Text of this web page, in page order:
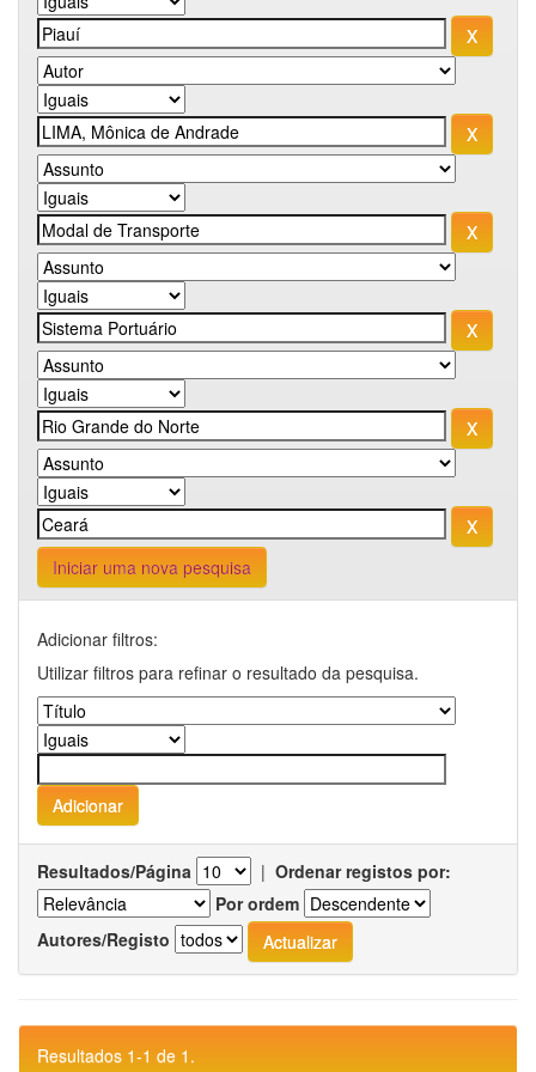
Iniciar uma nova pesquisa
Adicionar filtros:
Utilizar filtros para refinar o resultado da pesquisa.
Resultados/Página | Ordenar registos por:
Por ordem
Autores/Registo
Resultados 1-1 de 1.